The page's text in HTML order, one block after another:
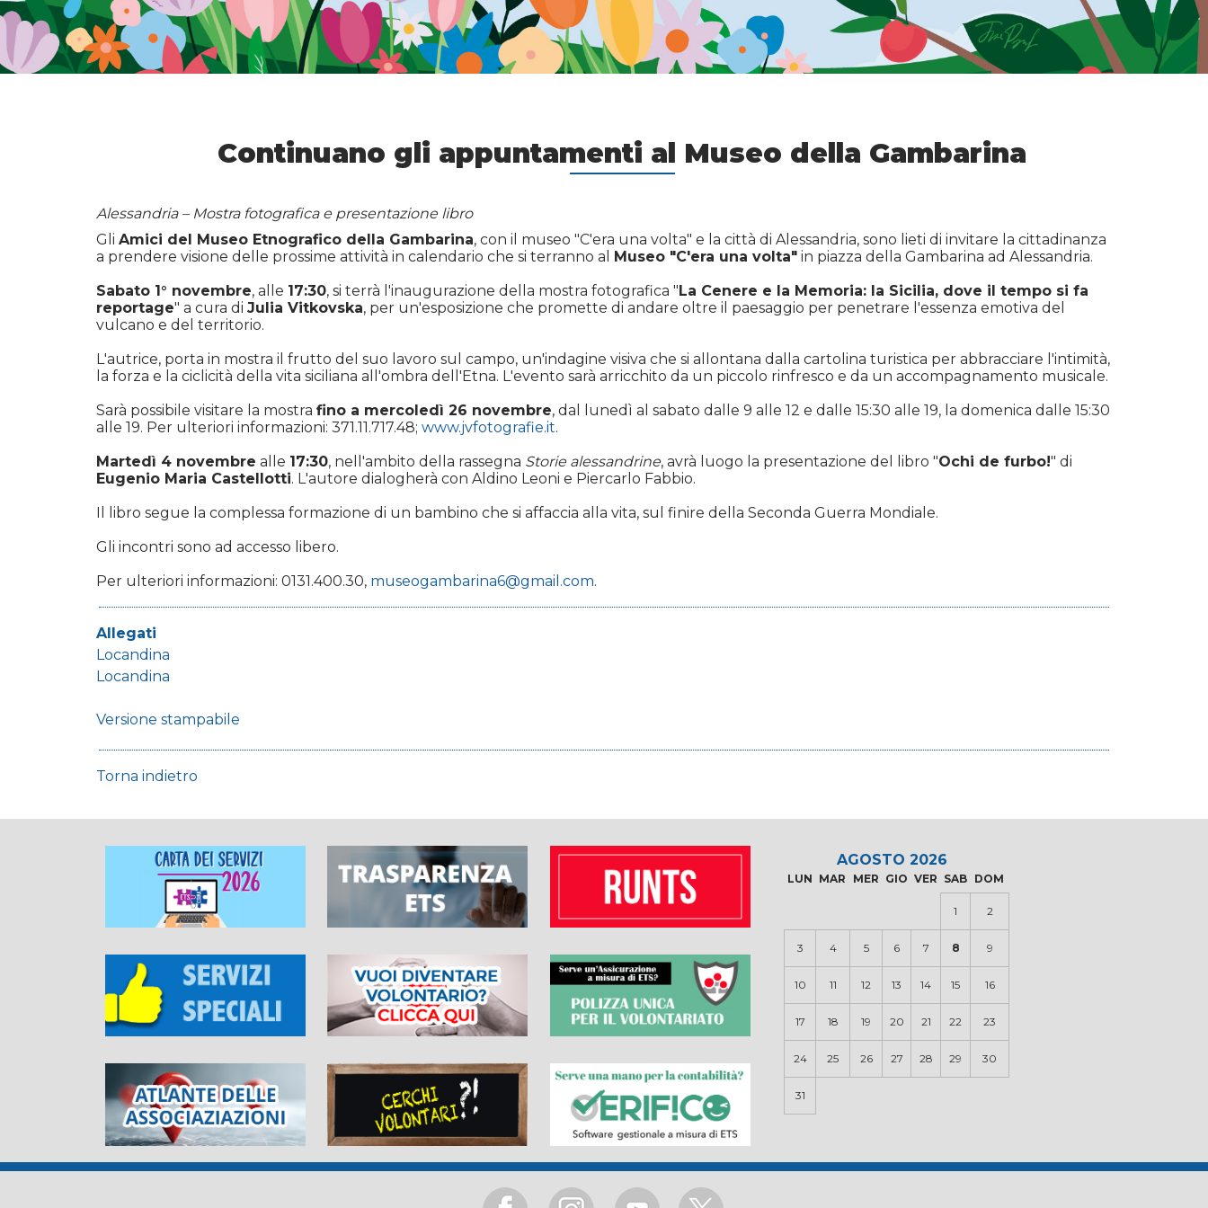
Continuano gli appuntamenti al Museo della Gambarina
Alessandria – Mostra fotografica e presentazione libro
Gli Amici del Museo Etnografico della Gambarina, con il museo "C'era una volta" e la città di Alessandria, sono lieti di invitare la cittadinanza
a prendere visione delle prossime attività in calendario che si terranno al Museo "C'era una volta" in piazza della Gambarina ad Alessandria.
Sabato 1° novembre, alle 17:30, si terrà l'inaugurazione della mostra fotografica "La Cenere e la Memoria: la Sicilia, dove il tempo si fa
reportage" a cura di Julia Vitkovska, per un'esposizione che promette di andare oltre il paesaggio per penetrare l'essenza emotiva del
vulcano e del territorio.
L'autrice, porta in mostra il frutto del suo lavoro sul campo, un'indagine visiva che si allontana dalla cartolina turistica per abbracciare l'intimità,
la forza e la ciclicità della vita siciliana all'ombra dell'Etna. L'evento sarà arricchito da un piccolo rinfresco e da un accompagnamento musicale.
Sarà possibile visitare la mostra fino a mercoledì 26 novembre, dal lunedì al sabato dalle 9 alle 12 e dalle 15:30 alle 19, la domenica dalle 15:30
alle 19. Per ulteriori informazioni: 371.11.717.48; www.jvfotografie.it.
Martedì 4 novembre alle 17:30, nell'ambito della rassegna Storie alessandrine, avrà luogo la presentazione del libro "Ochi de furbo!" di
Eugenio Maria Castellotti. L'autore dialogherà con Aldino Leoni e Piercarlo Fabbio.
Il libro segue la complessa formazione di un bambino che si affaccia alla vita, sul finire della Seconda Guerra Mondiale.
Gli incontri sono ad accesso libero.
Per ulteriori informazioni: 0131.400.30, museogambarina6@gmail.com.
Allegati
Locandina
Locandina
Versione stampabile
Torna indietro
AGOSTO 2026
LUN MAR MER GIO VER SAB DOM
1 2
3 4 5 6 7 8 9
10 11 12 13 14 15 16
17 18 19 20 21 22 23
24 25 26 27 28 29 30
31